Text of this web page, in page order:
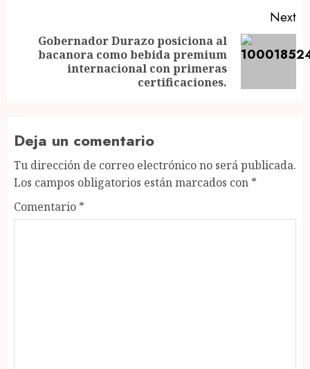
Next
Next
Gobernador Durazo posiciona al
bacanora como bebida premium
internacional con primeras
certificaciones.
Deja un comentario
Tu dirección de correo electrónico no será publicada.
Los campos obligatorios están marcados con *
Comentario *